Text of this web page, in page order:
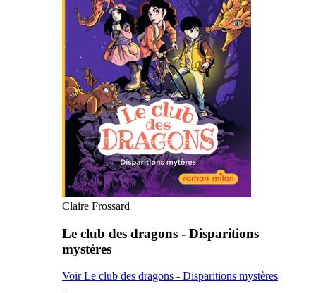
Claire Frossard
Le club des dragons - Disparitions
mystères
Voir Le club des dragons - Disparitions mystères